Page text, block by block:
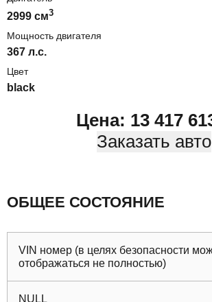
2999 cм3
Мощность двигателя
367 л.с.
Цвет
black
Цена: 13 417
Заказать авто
ОБЩЕЕ СОСТОЯНИЕ
VIN номер (в целях безопасности
отображаться не полностью)
NULL